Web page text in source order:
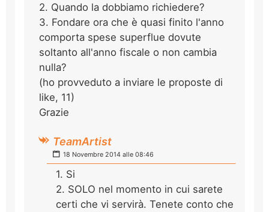
2. Quando la dobbiamo richiedere?
3. Fondare ora che è quasi finito l'anno
comporta spese superflue dovute
soltanto all'anno fiscale o non cambia
nulla?
(ho provveduto a inviare le proposte di
like, 11)
Grazie
TeamArtist
18 Novembre 2014 alle 08:46
1. Si
2. SOLO nel momento in cui sarete
certi che vi servirà. Tenete conto che